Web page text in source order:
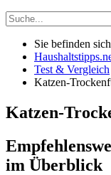
Sie befinden
Test & Vergleich
Katzen-
Katzen-
im Überblick